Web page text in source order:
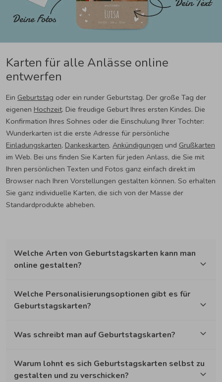
Karten für alle Anlässe online
entwerfen
Ein Geburtstag oder ein runder Geburtstag. Der große Tag der
eigenen Hochzeit. Die freudige Geburt Ihres ersten Kindes. Die
Konfirmation Ihres Sohnes oder die Einschulung Ihrer Tochter:
Wunderkarten ist die erste Adresse für persönliche
Einladungskarten, Dankeskarten, Ankündigungen und Grußkarten
im Web. Bei uns finden Sie Karten für jeden Anlass, die Sie mit
Ihren persönlichen Texten und Fotos ganz einfach direkt im
Browser nach Ihren Vorstellungen gestalten können. So erhalten
Sie ganz individuelle Karten, die sich von der Masse der
Standardprodukte abheben.
Welche Arten von Geburtstagskarten kann man
online gestalten?
Welche Personalisierungsoptionen gibt es für
Geburtstagskarten?
Was schreibt man auf Geburtstagskarten?
Warum lohnt es sich Geburtstagskarten selbst zu
gestalten und zu verschicken?